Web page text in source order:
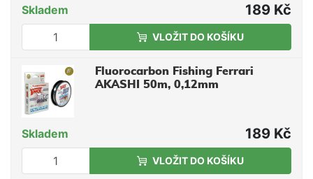
Skladem 189 Kč
VLOŽIT DO KOŠÍKU
Fluorocarbon Fishing Ferrari
AKASHI 50m, 0,12mm
Skladem 189 Kč
VLOŽIT DO KOŠÍKU